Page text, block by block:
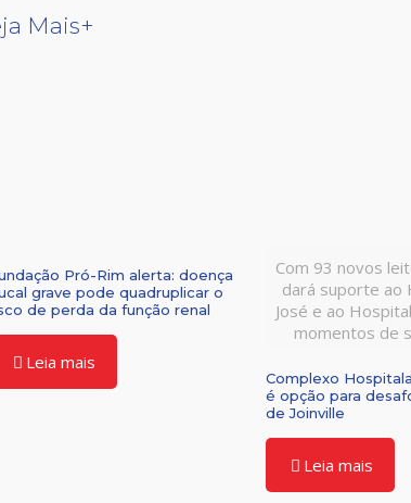
Mais+
Pró-Rim alerta: doença
grave pode quadruplicar o
de perda da função renal
Leia mais
Com 93 novos
dará suporte ao
José e ao
momentos de
Complexo
é opção para
de Joinville
Leia mais